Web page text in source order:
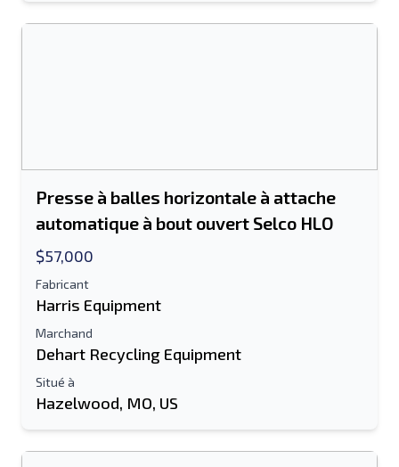
Nom complet
Adresse e-mail
Mobile
Presse à balles horizontale à attache
automatique à bout ouvert Selco HLO
$57,000
Fabricant
Harris Equipment
Marchand
Dehart Recycling Equipment
Situé à
Hazelwood, MO, US
Liste de texte sur un appareil mobile
Ton nom complet
Information additionnelle